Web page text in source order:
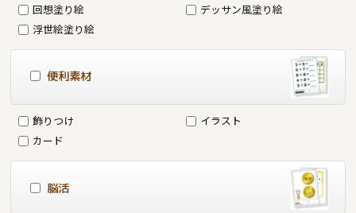
回想塗り絵
デッサン風塗り絵
浮世絵塗り絵
便利素材
飾りつけ
イラスト
カード
脳活